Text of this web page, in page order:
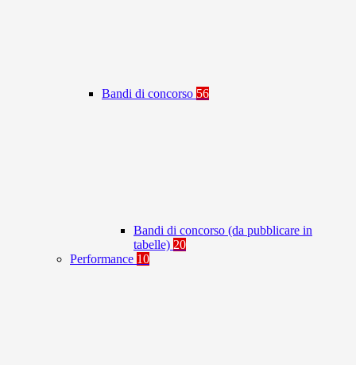
Bandi di concorso 56
Bandi di concorso (da pubblicare in
tabelle) 20
Performance 10